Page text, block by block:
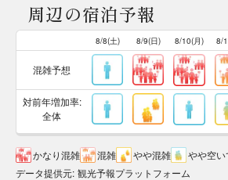
周辺の宿泊予報
8/8(土) 8/9(日) 8/10(月) 8/
混雑予想
対前年増加率:
全体
かなり混雑 混雑 やや混雑 やや空い
データ提供元: 観光予報プラットフォーム